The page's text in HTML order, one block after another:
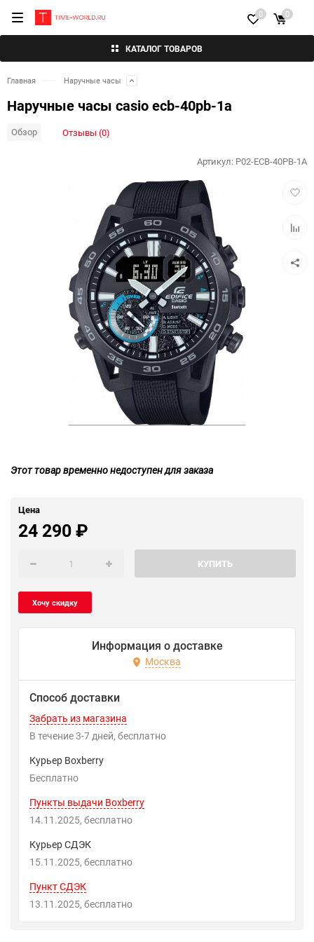
КАТАЛОГ ТОВАРОВ
0 0
Главная Наручные часы
Наручные часы casio ecb-40pb-1a
Обзор Отзывы (0)
Артикул: P02-ECB-40PB-1A
Этот товар временно недоступен для заказа
Цена
24 290₽
КУПИТЬ
Информация о доставке
Москва
Способ доставки
Забрать из магазина
В течение3-7 дней Бесплатно
Курьер Boxberry
Бесплатно
Пункты выдачи Boxberry
14.11.2025
Бесплатно
Курьер СДЭК
15.11.2025
Бесплатно
Пункт СДЭК
13.11.2025
Бесплатно